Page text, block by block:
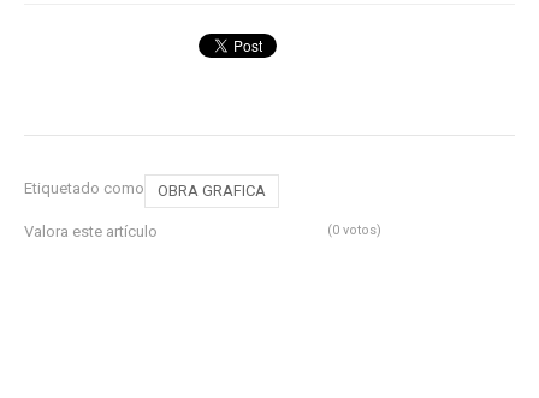
Etiquetado como OBRA GRAFICA
Valora este artículo (0 votos)